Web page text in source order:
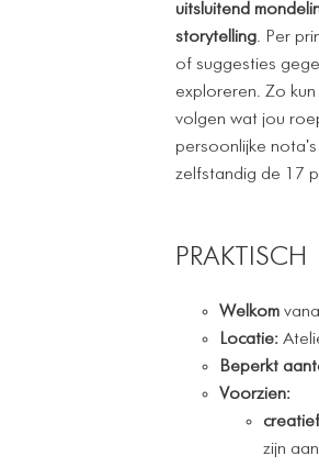
uitsluitend
storytelling. Per
of suggesties
exploreren. Zo
volgen wat jou
persoonlijke
zelfstandig de 17
PRAKTISCH
Welkom
Locatie:
Beperkt
Voorzien:
zijn